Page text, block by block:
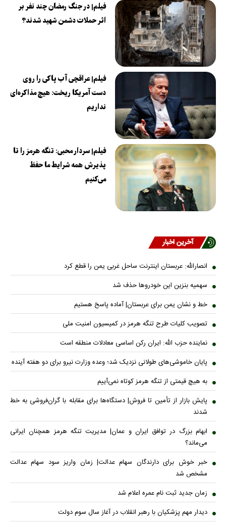
فیلم| در جنگ رمضان چند نفر بر
اثر حملات دشمن شهید شدند؟
فیلم| عراقچی آب پاکی را روی
دست آمریکا ریخت: هیچ مذاکره‌ای
نداریم
فیلم| سردار محبی: تنگه هرمز را تا
پذیرش همه شرایط ما حفظ
می‌کنیم
آخرین اخبار
انصارالله: عربستان اینترنت ساحل غربی یمن را قطع کرد
سهمیه بنزین این خودروها حذف شد
خط و نشان یمن برای عربستان| آماده پاسخ هستیم
تصویب کلیات طرح تنگه هرمز در کمیسیون امنیت ملی
نماینده حزب الله: ایران رکن اساسی معادلات منطقه است
پایان خاموشی‌های طولانی نزدیک شد؛ وعده وزارت نیرو برای دو هفته آینده
به هیچ قیمتی از تنگه هرمز کوتاه نمی‌آییم
پایش بازار از تأمین تا فروش| دستگاه‌ها برای مقابله با گران‌فروشی به خط
شدند
ابهام بزرگ در توافق ایران و عمان| مدیریت تنگه هرمز همچنان ایرانی
می‌ماند؟
خبر خوش برای دارندگان سهام عدالت| زمان واریز سود سهام عدالت
مشخص شد
زمان جدید ثبت نام عمره اعلام شد
دیدار مهم پزشکیان با رهبر انقلاب در آغاز سال سوم دولت